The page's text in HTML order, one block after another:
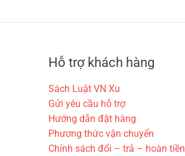
Hỗ trợ khách hàng
Sách Luật VN Xu
Gửi yêu cầu hỗ trợ
Hướng dẫn đặt hàng
Phương thức vận chuyển
Chính sách đổi – trả – hoàn tiền